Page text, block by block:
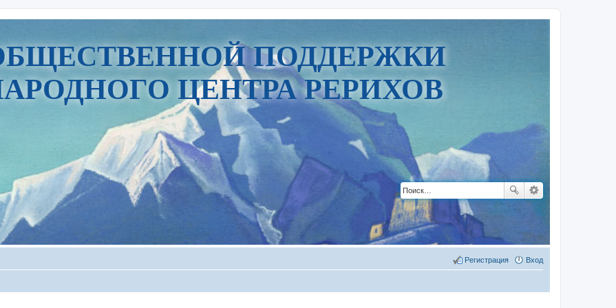
ПОДДЕРЖКИ
ЦЕНТРА РЕРИХОВ
Вход
Регистрация